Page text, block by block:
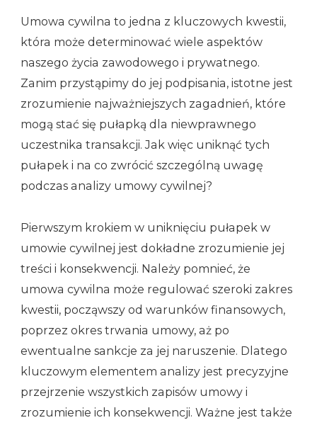
Umowa cywilna to jedna z kluczowych kwestii,
która może determinować wiele aspektów
naszego życia zawodowego i prywatnego.
Zanim przystąpimy do jej podpisania, istotne jest
zrozumienie najważniejszych zagadnień, które
mogą stać się pułapką dla niewprawnego
uczestnika transakcji. Jak więc uniknąć tych
pułapek i na co zwrócić szczególną uwagę
podczas analizy umowy cywilnej?
Pierwszym krokiem w uniknięciu pułapek w
umowie cywilnej jest dokładne zrozumienie jej
treści i konsekwencji. Należy pomnieć, że
umowa cywilna może regulować szeroki zakres
kwestii, począwszy od warunków finansowych,
poprzez okres trwania umowy, aż po
ewentualne sankcje za jej naruszenie. Dlatego
kluczowym elementem analizy jest precyzyjne
przejrzenie wszystkich zapisów umowy i
zrozumienie ich konsekwencji. Ważne jest także